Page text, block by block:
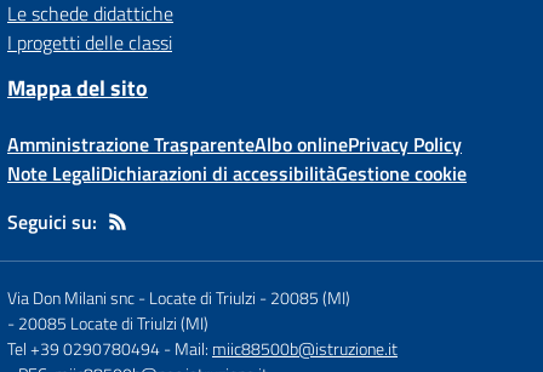
Le schede didattiche
I progetti delle classi
Mappa del sito
Amministrazione TrasparenteAlbo onlinePrivacy Policy
Note LegaliDichiarazioni di accessibilitàGestione cookie
Seguici su:
Via Don Milani snc - Locate di Triulzi - 20085 (MI)
-20085 Locate di Triulzi (MI)
Tel +39 0290780494- Mail: miic88500b@istruzione.it